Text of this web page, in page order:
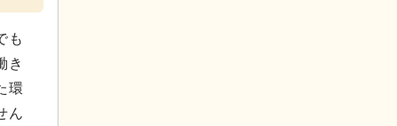
も
き
環
ん